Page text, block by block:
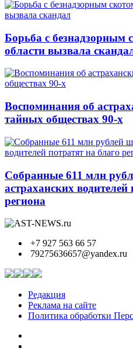
Борьба с безнадзорным
области вызвала
Воспоминания об
тайных обществах 90-х
Собранные 611 млн
астраханских водителей
региона
+7 927 563 66 57
79275636657@yandex.ru
Редакция
Реклама на сайте
Политика обработки